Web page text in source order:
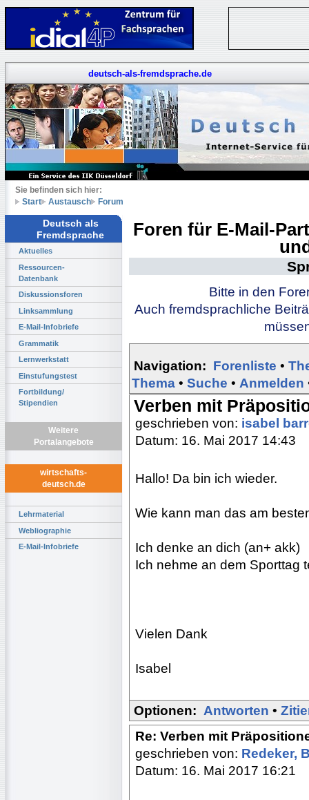
deutsch-als-fremdsprache.de
Sie befinden sich hier:
Start
Austausch Forum
Deutsch als
Fremdsprache
Aktuelles
Ressourcen-
Datenbank
Diskussionsforen
Linksammlung
E-Mail-Infobriefe
Grammatik
Lernwerkstatt
Einstufungstest
Fortbildung/
Stipendien
Weitere
Portalangebote
wirtschafts-
deutsch.de
Lehrmaterial
Webliographie
E-Mail-Infobriefe
Foren für E-Mail-
Bitte in den
Auch fremdsprachliche
Navigation: Forenliste •
Thema • Suche • Anmelden
Verben mit
geschrieben von: isabel
Datum: 16. Mai 2017 14:43
Hallo! Da bin ich wieder.
Wie kann man das am
Ich denke an dich (an+ akk)
Ich nehme an dem Sporttag
Vielen Dank
Isabel
Optionen: Antworten •
Re: Verben mit
geschrieben von: Redeker,
Datum: 16. Mai 2017 16:21